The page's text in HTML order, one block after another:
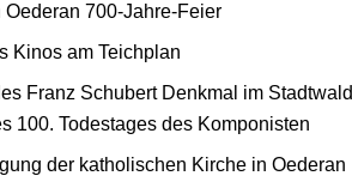
Oederan 700-Jahre-Feier
Kinos am Teichplan
Franz Schubert Denkmal im Stadtwald
100. Todestages des Komponisten
der katholischen Kirche in Oederan